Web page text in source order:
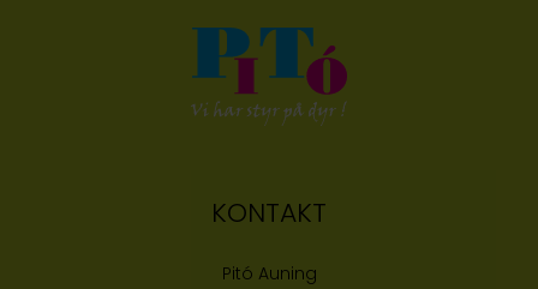
KONTAKT
Pitó Auning